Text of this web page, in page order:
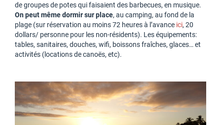
de groupes de potes qui faisaient des barbecues, en musique.
On peut même dormir sur place, au camping, au fond de la
plage (sur réservation au moins 72 heures à l’avance ici, 20
dollars/ personne pour les non-résidents). Les équipements:
tables, sanitaires, douches, wifi, boissons fraîches, glaces… et
activités (locations de canoës, etc).